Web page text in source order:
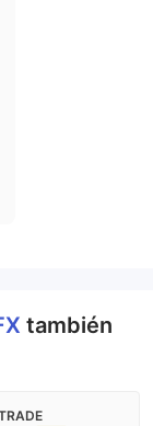
también